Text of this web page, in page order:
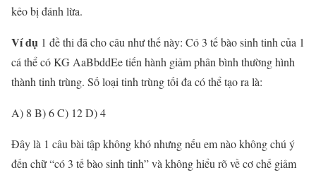
kẻo bị đánh lừa.
Ví dụ 1 đề thi đã cho câu như thế này: Có 3 tế bào sinh tinh của 1
cá thể có KG AaBbddEe tiến hành giảm phân bình thường hình
thành tinh trùng. Số loại tinh trùng tối đa có thể tạo ra là:
A) 8 B) 6 C) 12 D) 4
Đây là 1 câu bài tập không khó nhưng nếu em nào không chú ý
đến chữ “có 3 tế bào sinh tinh” và không hiểu rõ về cơ chế giảm